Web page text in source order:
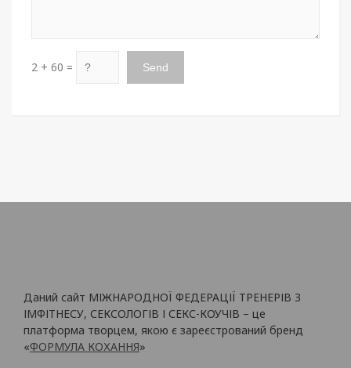
2 + 60 =
Даний сайт МІЖНАРОДНОЇ ФЕДЕРАЦІЇ ТРЕНЕРІВ З
ІМФІТНЕСУ, СЕКСОЛОГІВ І СЕКС-КОУЧІВ – це
платформа творцем, якою є зареєстрований бренд
«ФОРМУЛА КОХАННЯ»